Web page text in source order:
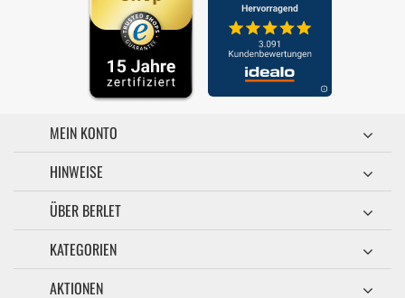
MEIN KONTO
HINWEISE
ÜBER BERLET
KATEGORIEN
AKTIONEN